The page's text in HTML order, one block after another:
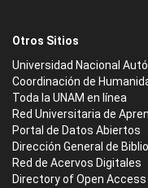
Otros Sitios
Universidad Nacional
Coordinación de
Toda la UNAM en línea
Red Universitaria de
Portal de Datos Abiertos
Dirección General de
Red de Acervos Digitales
Directory of Open